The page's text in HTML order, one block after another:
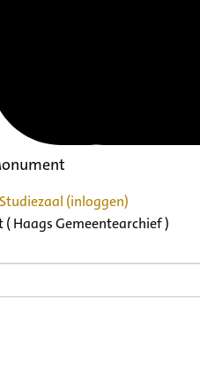
(inloggen)
Haags Gemeentearchief )